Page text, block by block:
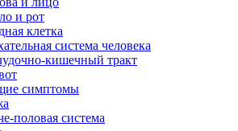
и рот
клетка
система человека
кишечный тракт
симптомы
половая система